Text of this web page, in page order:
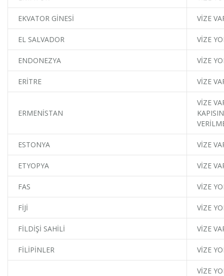
EKVATOR GİNESİ VİZE
EL SALVADOR VİZE
ENDONEZYA VİZE
ERİTRE VİZE
ERMENİSTAN
VİZE
ESTONYA VİZE
ETYOPYA VİZE
FAS VİZE
FİJİ VİZE
FİLDİŞİ SAHİLİ VİZE
FİLİPİNLER VİZE
VİZE